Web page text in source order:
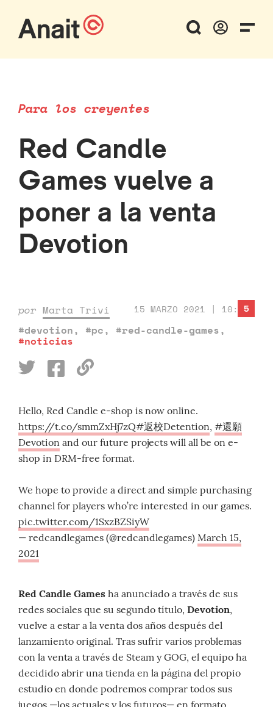
Para los creyentes
Red Candle
Games vuelve a
poner a la venta
Devotion
por Marta Trivi 15 MARZO 2021 | 10:00
#devotion, #pc, #red-candle-games,
#noticias
5
Hello, Red Candle e-shop is now online.
https://t.co/smmZxHj7zQ#返校Detention, #還願
Devotion and our future projects will all be on e-
shop in DRM-free format.
We hope to provide a direct and simple purchasing
channel for players who’re interested in our games.
pic.twitter.com/1SxzBZSiyW
— redcandlegames (@redcandlegames) March 15,
2021
Red Candle Games ha anunciado a través de sus
redes sociales que su segundo título, Devotion,
vuelve a estar a la venta dos años después del
lanzamiento original. Tras sufrir varios problemas
con la venta a través de Steam y GOG, el equipo ha
decidido abrir una tienda en la página del propio
estudio en donde podremos comprar todos sus